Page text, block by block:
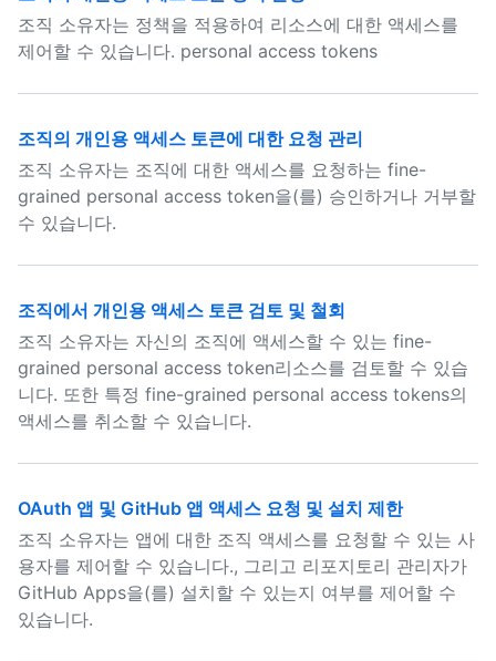
조직 소유자는 정책을 적용하여 리소스에 대한 액세스를
제어할 수 있습니다. personal access tokens
조직의 개인용 액세스 토큰에 대한 요청 관리
조직 소유자는 조직에 대한 액세스를 요청하는 fine-
grained personal access token을(를) 승인하거나 거부할
수 있습니다.
조직에서 개인용 액세스 토큰 검토 및 철회
조직 소유자는 자신의 조직에 액세스할 수 있는 fine-
grained personal access token리소스를 검토할 수 있습
니다. 또한 특정 fine-grained personal access tokens의
액세스를 취소할 수 있습니다.
OAuth 앱 및 GitHub 앱 액세스 요청 및 설치 제한
조직 소유자는 앱에 대한 조직 액세스를 요청할 수 있는 사
용자를 제어할 수 있습니다., 그리고 리포지토리 관리자가
GitHub Apps을(를) 설치할 수 있는지 여부를 제어할 수
있습니다.